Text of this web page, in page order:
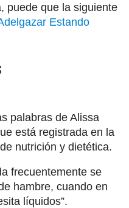
puede que la siguiente
Estando
palabras de Alissa
está registrada en la
nutrición y dietética.
frecuentemente se
hambre, cuando en
líquidos”.